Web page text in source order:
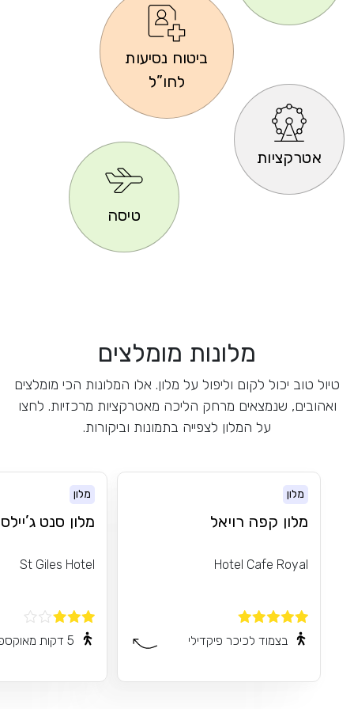
ביטוח נסיעות
לחו”ל
אטרקציות
טיסה
מלונות מומלצים
טיול טוב יכול לקום וליפול על מלון. אלו המלונות הכי מומלצים
ואהובים, שנמצאים מרחק הליכה מאטרקציות מרכזיות. לחצו
על המלון לצפייה בתמונות וביקורות.
מלון
מלון קפה רויאל
Hotel Cafe Royal
בצמוד לכיכר פיקדילי
מלון
מלון סנט
St Giles Hotel
5 דקות מאוקספורד